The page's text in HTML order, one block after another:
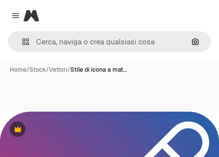
Close menu
Magnific
Cerca
Home/Stock/Vettori/Stile di icona a mat…
Premium